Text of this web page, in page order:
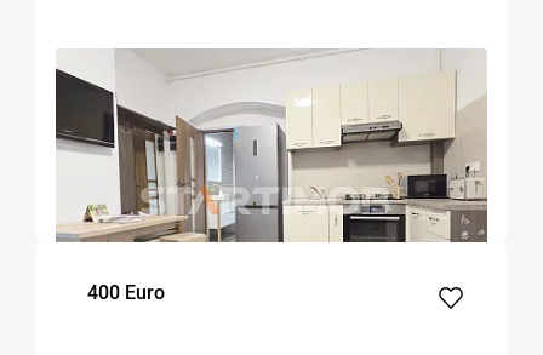
Apartament Centru Istoric zona Liceului
Saguna
Brasov
50
m²
1
dormitor
Parter
Etaj
400 Euro